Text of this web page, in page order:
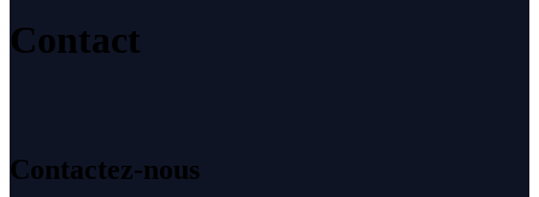
Contact
Contactez-nous